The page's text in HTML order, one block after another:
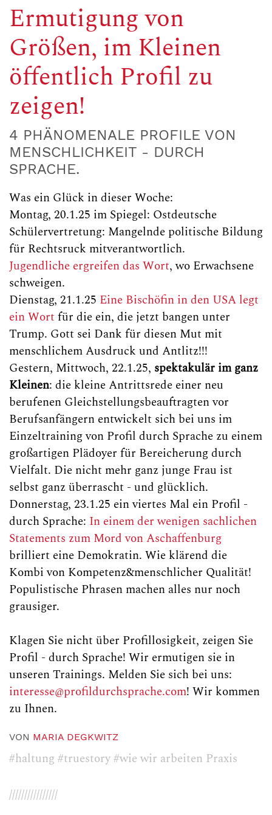
Ermutigung von
Größen, im Kleinen
öffentlich Profil zu
zeigen!
4 PHÄNOMENALE PROFILE VON
MENSCHLICHKEIT - DURCH
SPRACHE.
Was ein Glück in dieser Woche:
Montag, 20.1.25 im Spiegel: Ostdeutsche
Schülervertretung: Mangelnde politische Bildung
für Rechtsruck mitverantwortlich.
Jugendliche ergreifen das Wort, wo Erwachsene
schweigen.
Dienstag, 21.1.25 Eine Bischöfin in den USA legt
ein Wort für die ein, die jetzt bangen unter
Trump. Gott sei Dank für diesen Mut mit
menschlichem Ausdruck und Antlitz!!!
Gestern, Mittwoch, 22.1.25, spektakulär im ganz
Kleinen: die kleine Antrittsrede einer neu
berufenen Gleichstellungsbeauftragten vor
Berufsanfängern entwickelt sich bei uns im
Einzeltraining von Profil durch Sprache zu einem
großartigen Plädoyer für Bereicherung durch
Vielfalt. Die nicht mehr ganz junge Frau ist
selbst ganz überrascht - und glücklich.
Donnerstag, 23.1.25 ein viertes Mal ein Profil -
durch Sprache: In einem der wenigen sachlichen
Statements zum Mord von Aschaffenburg
brilliert eine Demokratin. Wie klärend die
Kombi von Kompetenz&menschlicher Qualität!
Populistische Phrasen machen alles nur noch
grausiger.
Klagen Sie nicht über Profillosigkeit, zeigen Sie
Profil - durch Sprache! Wir ermutigen sie in
unseren Trainings. Melden Sie sich bei uns:
interesse@profildurchsprache.com! Wir kommen
zu Ihnen.
VON MARIA DEGKWITZ
#haltung #truestory#wie wir arbeiten Praxis
////////////////